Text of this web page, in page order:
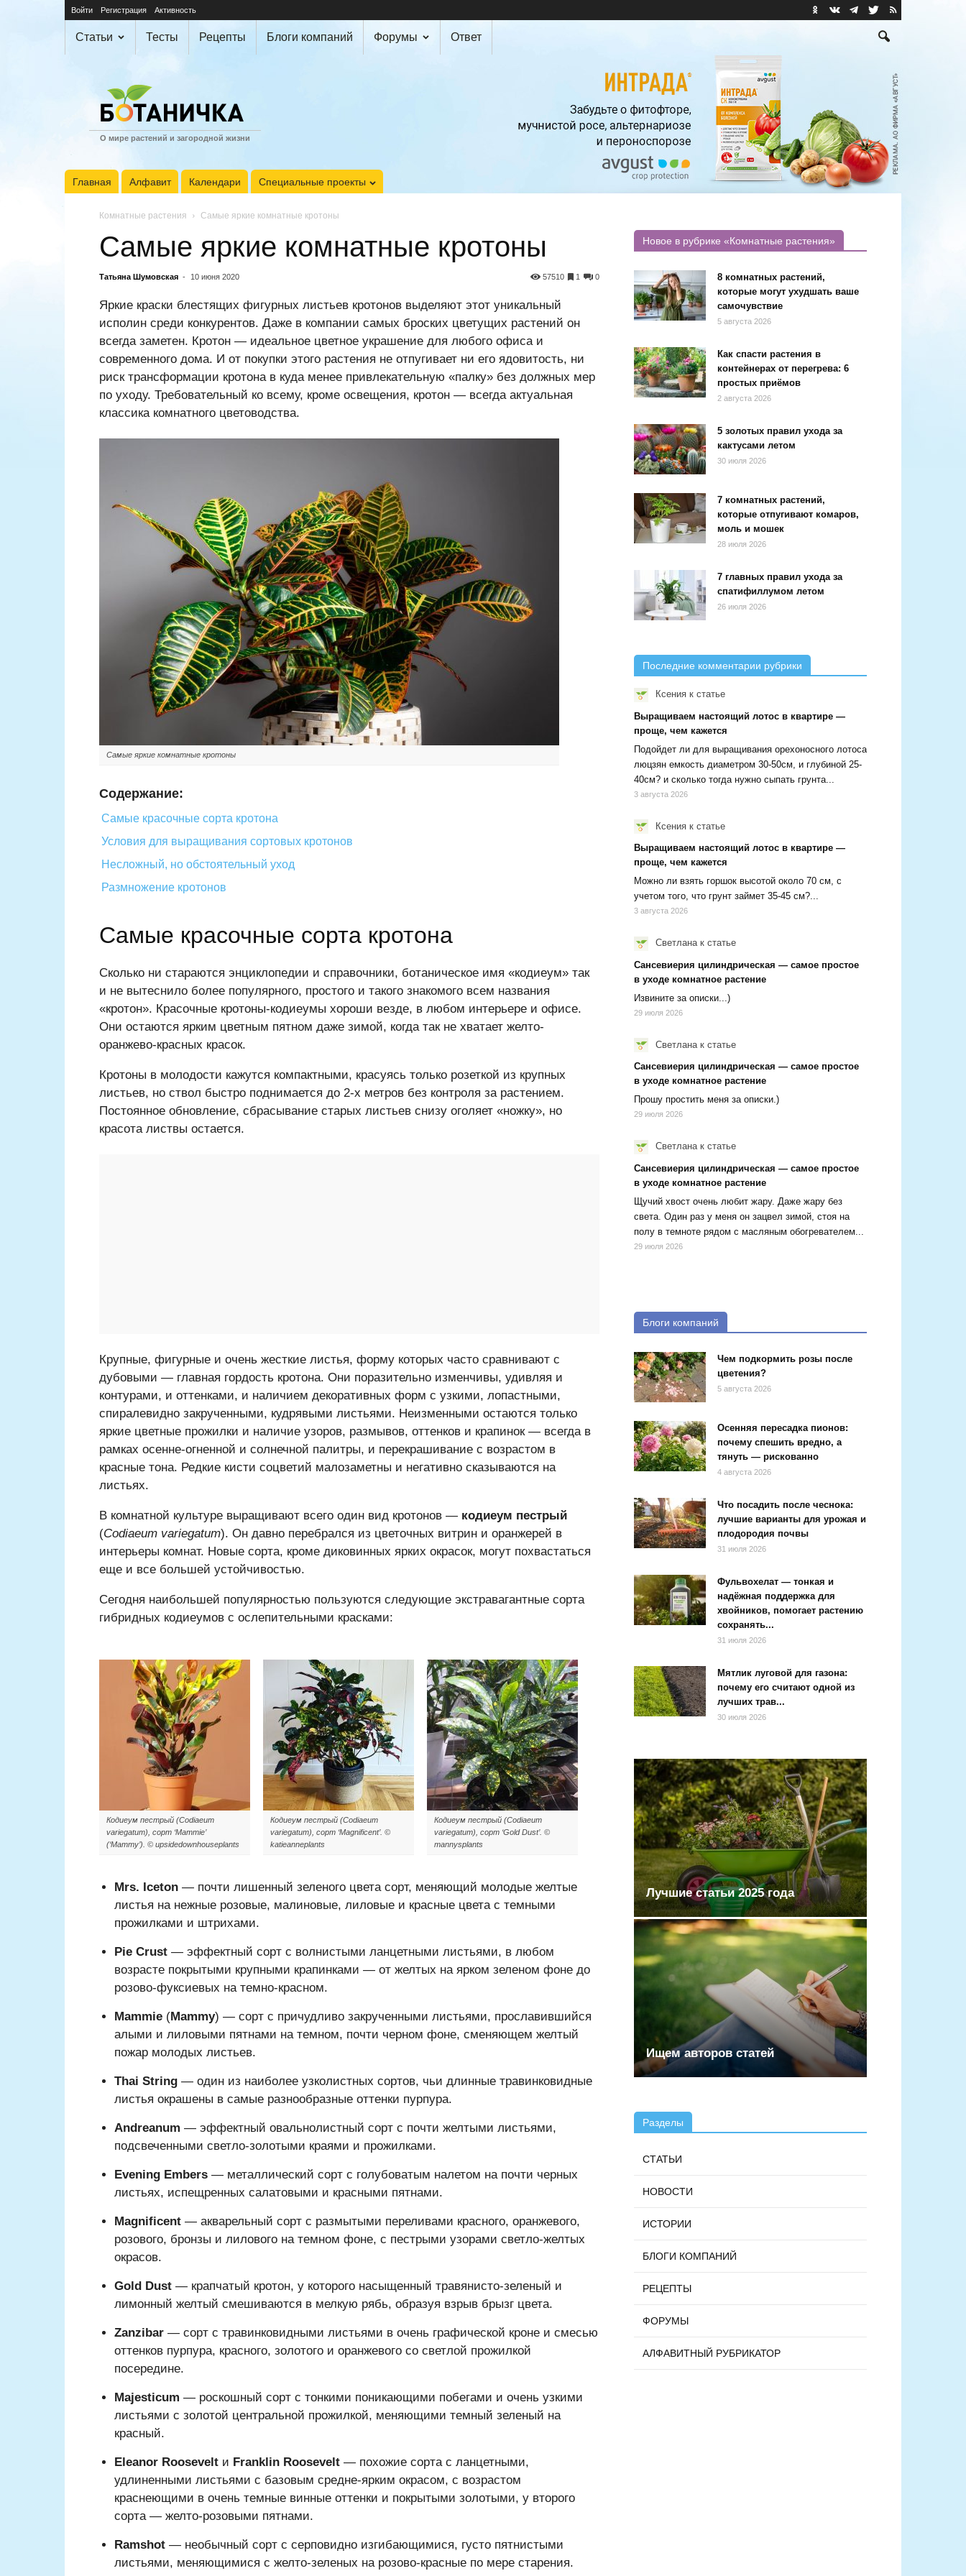
Войти Регистрация Активность
Статьи Тесты Рецепты Блоги компаний Форумы Ответ
О мире растений и загородной жизни
Главная Алфавит Календари Специальные проекты
Комнатные растения Самые яркие комнатные кротоны
Самые яркие комнатные кротоны
Татьяна Шумовская - 10 июня 2020 0
1
57510
Яркие краски блестящих фигурных листьев кротонов выделяют этот уникальный
исполин среди конкурентов. Даже в компании самых броских цветущих растений он
всегда заметен. Кротон — идеальное цветное украшение для любого офиса и
современного дома. И от покупки этого растения не отпугивает ни его ядовитость, ни
риск трансформации кротона в куда менее привлекательную «палку» без должных мер
по уходу. Требовательный ко всему, кроме освещения, кротон — всегда актуальная
классика комнатного цветоводства.
Самые яркие комнатные кротоны
Содержание:
Самые красочные сорта кротона
Условия для выращивания сортовых кротонов
Несложный, но обстоятельный уход
Размножение кротонов
Самые красочные сорта кротона
Сколько ни стараются энциклопедии и справочники, ботаническое имя «кодиеум» так
и не вытеснило более популярного, простого и такого знакомого всем названия
«кротон». Красочные кротоны-кодиеумы хороши везде, в любом интерьере и офисе.
Они остаются ярким цветным пятном даже зимой, когда так не хватает желто-
оранжево-красных красок.
Кротоны в молодости кажутся компактными, красуясь только розеткой из крупных
листьев, но ствол быстро поднимается до 2-х метров без контроля за растением.
Постоянное обновление, сбрасывание старых листьев снизу оголяет «ножку», но
красота листвы остается.
Крупные, фигурные и очень жесткие листья, форму которых часто сравнивают с
дубовыми — главная гордость кротона. Они поразительно изменчивы, удивляя и
контурами, и оттенками, и наличием декоративных форм с узкими, лопастными,
спиралевидно закрученными, кудрявыми листьями. Неизменными остаются только
яркие цветные прожилки и наличие узоров, размывов, оттенков и крапинок — всегда в
рамках осенне-огненной и солнечной палитры, и перекрашивание с возрастом в
красные тона. Редкие кисти соцветий малозаметны и негативно сказываются на
листьях.
В комнатной культуре выращивают всего один вид кротонов — кодиеум пестрый
(Codiaeum variegatum). Он давно перебрался из цветочных витрин и оранжерей в
интерьеры комнат. Новые сорта, кроме диковинных ярких окрасок, могут похвастаться
еще и все большей устойчивостью.
Сегодня наибольшей популярностью пользуются следующие экстравагантные сорта
гибридных кодиеумов с ослепительными красками:
Кодиеум пестрый (Codiaeum
variegatum), сорт ‘Mammie’
(‘Mammy’). © upsidedownhouseplants
Кодиеум пестрый (Codiaeum
variegatum), сорт ‘Magnificent’. ©
katieanneplants
Кодиеум пестрый (Codiaeum
variegatum), сорт ‘Gold Dust’. ©
mannysplants
Mrs. Iceton — почти лишенный зеленого цвета сорт, меняющий молодые желтые
листья на нежные розовые, малиновые, лиловые и красные цвета с темными
прожилками и штрихами.
Pie Crust — эффектный сорт с волнистыми ланцетными листьями, в любом
возрасте покрытыми крупными крапинками — от желтых на ярком зеленом фоне до
розово-фуксиевых на темно-красном.
Mammie (Mammy) — сорт с причудливо закрученными листьями, прославившийся
алыми и лиловыми пятнами на темном, почти черном фоне, сменяющем желтый
пожар молодых листьев.
Thai String — один из наиболее узколистных сортов, чьи длинные травинковидные
листья окрашены в самые разнообразные оттенки пурпура.
Andreanum — эффектный овальнолистный сорт с почти желтыми листьями,
подсвеченными светло-золотыми краями и прожилками.
Evening Embers — металлический сорт с голубоватым налетом на почти черных
листьях, испещренных салатовыми и красными пятнами.
Magnificent — акварельный сорт с размытыми переливами красного, оранжевого,
розового, бронзы и лилового на темном фоне, с пестрыми узорами светло-желтых
окрасов.
Gold Dust — крапчатый кротон, у которого насыщенный травянисто-зеленый и
лимонный желтый смешиваются в мелкую рябь, образуя взрыв брызг цвета.
Zanzibar — сорт с травинковидными листьями в очень графической кроне и смесью
оттенков пурпура, красного, золотого и оранжевого со светлой прожилкой
посередине.
Majesticum — роскошный сорт с тонкими поникающими побегами и очень узкими
листьями с золотой центральной прожилкой, меняющими темный зеленый на
красный.
Eleanor Roosevelt и Franklin Roosevelt — похожие сорта с ланцетными,
удлиненными листьями с базовым средне-ярким окрасом, с возрастом
краснеющими в очень темные винные оттенки и покрытыми золотыми, у второго
сорта — желто-розовыми пятнами.
Ramshot — необычный сорт с серповидно изгибающимися, густо пятнистыми
листьями, меняющимися с желто-зеленых на розово-красные по мере старения.
Новое в рубрике «Комнатные растения»
8 комнатных растений,
которые могут ухудшать ваше
самочувствие
5 августа 2026
Как спасти растения в
контейнерах от перегрева: 6
простых приёмов
2 августа 2026
5 золотых правил ухода за
кактусами летом
30 июля 2026
7 комнатных растений,
которые отпугивают комаров,
моль и мошек
28 июля 2026
7 главных правил ухода за
спатифиллумом летом
26 июля 2026
Последние комментарии рубрики
Ксения к статье
Выращиваем настоящий лотос в квартире —
проще, чем кажется
Подойдет ли для выращивания орехоносного лотоса
люцзян емкость диаметром 30-50см, и глубиной 25-
40см? и сколько тогда нужно сыпать грунта...
3 августа 2026
Ксения к статье
Выращиваем настоящий лотос в квартире —
проще, чем кажется
Можно ли взять горшок высотой около 70 см, с
учетом того, что грунт займет 35-45 см?...
3 августа 2026
Светланак статье
Сансевиерия цилиндрическая — самое простое
в уходе комнатное растение
Извините за описки...)
29 июля 2026
Светлана к статье
Сансевиерия цилиндрическая — самое простое
в уходе комнатное растение
Прошу простить меня за описки.)
29 июля 2026
Светланак статье
Сансевиерия цилиндрическая — самое простое
в уходе комнатное растение
Щучий хвост очень любит жару. Даже жару без
света. Один раз у меня он зацвел зимой, стоя на
полу в темноте рядом с масляным обогревателем...
29 июля 2026
Блоги компаний
Чем подкормить розы после
цветения?
5 августа 2026
Осенняя пересадка пионов:
почему спешить вредно, а
тянуть — рискованно
4 августа 2026
Что посадить после чеснока:
лучшие варианты для урожая и
плодородия почвы
31 июля 2026
Фульвохелат — тонкая и
надёжная поддержка для
хвойников, помогает растению
сохранять...
31 июля 2026
Мятлик луговой для газона:
почему его считают одной из
лучших трав...
30 июля 2026
Лучшие статьи 2025 года
Ищем авторов статей
Разделы
СТАТЬИ
НОВОСТИ
ИСТОРИИ
БЛОГИ КОМПАНИЙ
РЕЦЕПТЫ
ФОРУМЫ
АЛФАВИТНЫЙ РУБРИКАТОР